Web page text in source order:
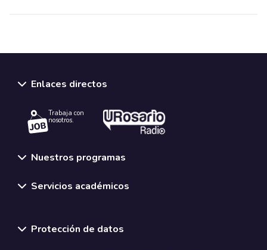
Enlaces directos
Trabaja con
nosotros.
Nuestros programas
Servicios académicos
Protección de datos